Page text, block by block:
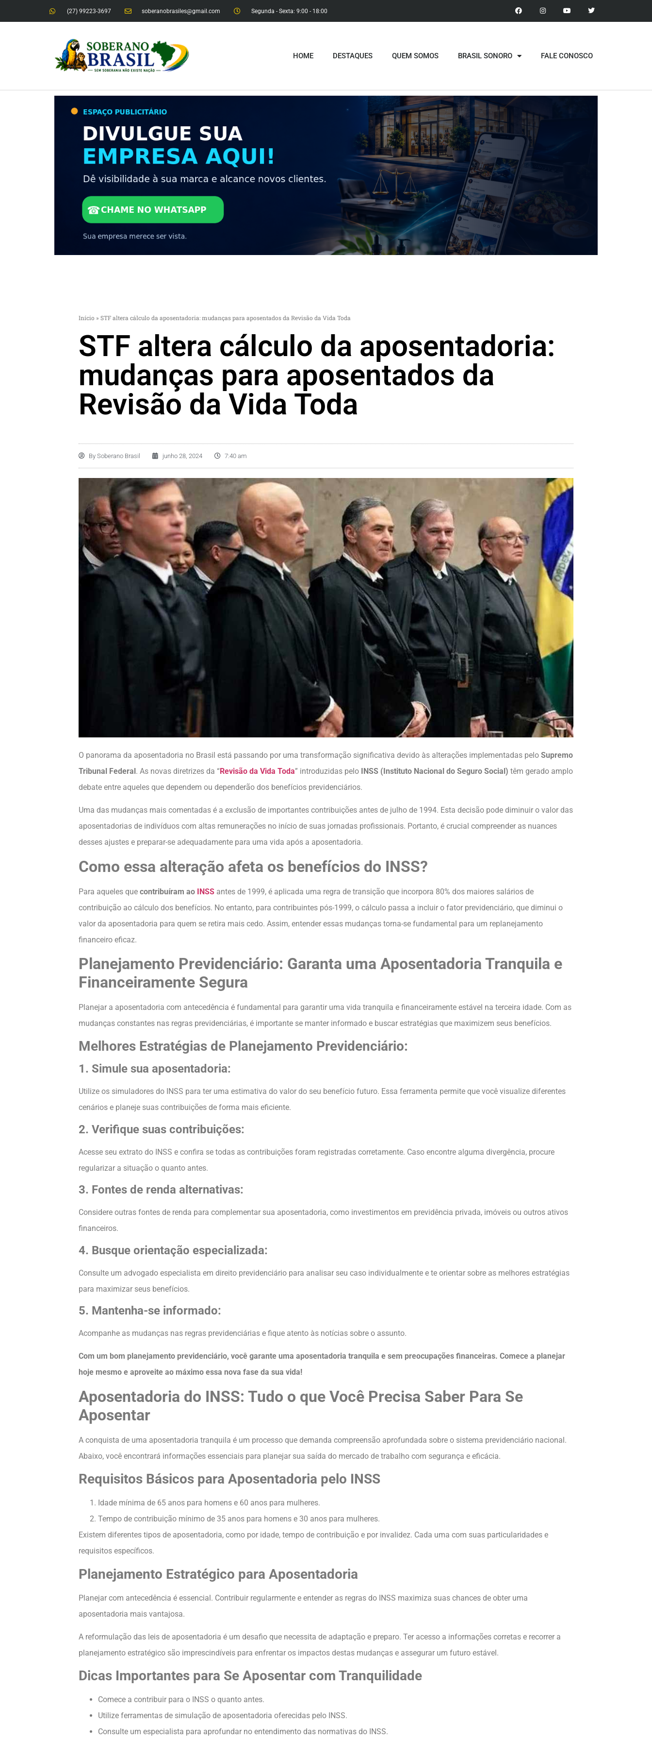
(27) 99223-3697 soberanobrasiles@gmail.com Segunda - Sexta: 9:00 - 18:00​
HOME DESTAQUES QUEM SOMOS BRASIL SONORO FALE CONOSCO
Início » STF altera cálculo da aposentadoria: mudanças para aposentados da Revisão da Vida Toda
STF altera cálculo da aposentadoria:
mudanças para aposentados da
Revisão da Vida Toda
By Soberano Brasil junho 28, 2024 7:40 am
O panorama da aposentadoria no Brasil está passando por uma transformação significativa devido às alterações implementadas pelo Supremo
Tribunal Federal. As novas diretrizes da “Revisão da Vida Toda” introduzidas pelo INSS (Instituto Nacional do Seguro Social) têm gerado amplo
debate entre aqueles que dependem ou dependerão dos benefícios previdenciários.
Uma das mudanças mais comentadas é a exclusão de importantes contribuições antes de julho de 1994. Esta decisão pode diminuir o valor das
aposentadorias de indivíduos com altas remunerações no início de suas jornadas profissionais. Portanto, é crucial compreender as nuances
desses ajustes e preparar-se adequadamente para uma vida após a aposentadoria.
Como essa alteração afeta os benefícios do INSS?
Para aqueles que contribuíram ao INSS antes de 1999, é aplicada uma regra de transição que incorpora 80% dos maiores salários de
contribuição ao cálculo dos benefícios. No entanto, para contribuintes pós-1999, o cálculo passa a incluir o fator previdenciário, que diminui o
valor da aposentadoria para quem se retira mais cedo. Assim, entender essas mudanças torna-se fundamental para um replanejamento
financeiro eficaz.
Planejamento Previdenciário: Garanta uma Aposentadoria Tranquila e
Financeiramente Segura
Planejar a aposentadoria com antecedência é fundamental para garantir uma vida tranquila e financeiramente estável na terceira idade. Com as
mudanças constantes nas regras previdenciárias, é importante se manter informado e buscar estratégias que maximizem seus benefícios.
Melhores Estratégias de Planejamento Previdenciário:
1. Simule sua aposentadoria:
Utilize os simuladores do INSS para ter uma estimativa do valor do seu benefício futuro. Essa ferramenta permite que você visualize diferentes
cenários e planeje suas contribuições de forma mais eficiente.
2. Verifique suas contribuições:
Acesse seu extrato do INSS e confira se todas as contribuições foram registradas corretamente. Caso encontre alguma divergência, procure
regularizar a situação o quanto antes.
3. Fontes de renda alternativas:
Considere outras fontes de renda para complementar sua aposentadoria, como investimentos em previdência privada, imóveis ou outros ativos
financeiros.
4. Busque orientação especializada:
Consulte um advogado especialista em direito previdenciário para analisar seu caso individualmente e te orientar sobre as melhores estratégias
para maximizar seus benefícios.
5. Mantenha-se informado:
Acompanhe as mudanças nas regras previdenciárias e fique atento às notícias sobre o assunto.
Com um bom planejamento previdenciário, você garante uma aposentadoria tranquila e sem preocupações financeiras. Comece a planejar
hoje mesmo e aproveite ao máximo essa nova fase da sua vida!
Aposentadoria do INSS: Tudo o que Você Precisa Saber Para Se
Aposentar
A conquista de uma aposentadoria tranquila é um processo que demanda compreensão aprofundada sobre o sistema previdenciário nacional.
Abaixo, você encontrará informações essenciais para planejar sua saída do mercado de trabalho com segurança e eficácia.
Requisitos Básicos para Aposentadoria pelo INSS
Idade mínima de 65 anos para homens e 60 anos para mulheres.
Tempo de contribuição mínimo de 35 anos para homens e 30 anos para mulheres.
Existem diferentes tipos de aposentadoria, como por idade, tempo de contribuição e por invalidez. Cada uma com suas particularidades e
requisitos específicos.
Planejamento Estratégico para Aposentadoria
Planejar com antecedência é essencial. Contribuir regularmente e entender as regras do INSS maximiza suas chances de obter uma
aposentadoria mais vantajosa.
A reformulação das leis de aposentadoria é um desafio que necessita de adaptação e preparo. Ter acesso a informações corretas e recorrer a
planejamento estratégico são imprescindíveis para enfrentar os impactos destas mudanças e assegurar um futuro estável.
Dicas Importantes para Se Aposentar com Tranquilidade
Comece a contribuir para o INSS o quanto antes.
Utilize ferramentas de simulação de aposentadoria oferecidas pelo INSS.
Consulte um especialista para aprofundar no entendimento das normativas do INSS.